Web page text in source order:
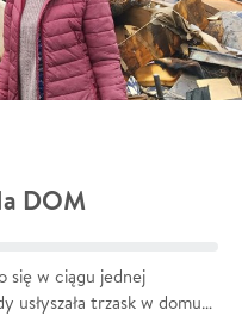
DOM
się w ciągu jednej
usłyszała trzask w domu…